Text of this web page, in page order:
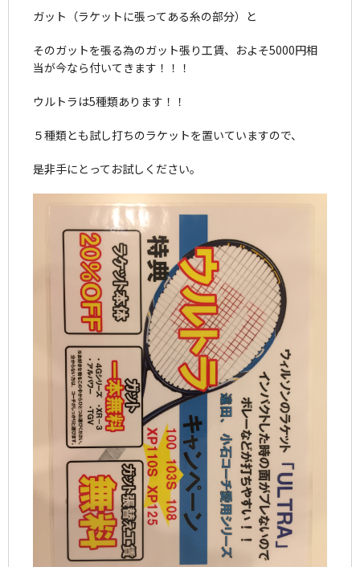
ガット（ラケットに張ってある糸の部分）と
そのガットを張る為のガット張り工賃、およそ5000円相
当が今なら付いてきます！！！
ウルトラは5種類あります！！
５種類とも試し打ちのラケットを置いていますので、
是非手にとってお試しください。